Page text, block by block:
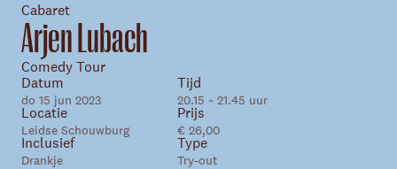
Skip navigatie
Cabaret
Arjen Lubach
Comedy Tour
Datum
do 15 jun 2023
Tijd
20.15 ~ 21.45 uur
Locatie
Leidse Schouwburg
Prijs
€ 26,00
Inclusief
Drankje
Type
Try-out